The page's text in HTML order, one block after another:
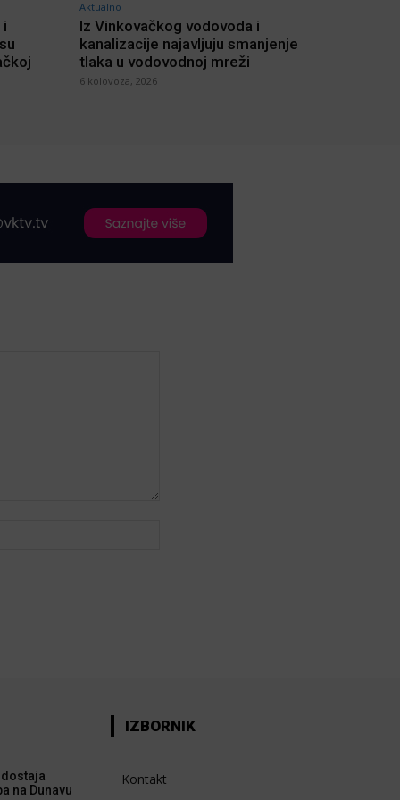
i
Aktualno
Iz Vinkovačkog vodovoda i
kanalizacije najavljuju smanjenje
tlaka u vodovodnoj mreži
6 kolovoza, 2026
na Dunavu
IZBORNIK
Kontakt